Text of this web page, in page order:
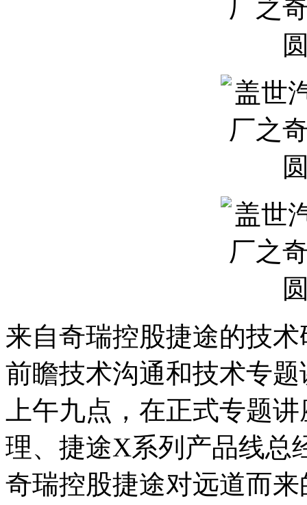
来自奇瑞控股捷途的技
前瞻技术沟通和技术专
上午九点，在正式专题
理、捷途X系列产品线总
奇瑞控股捷途对远道而